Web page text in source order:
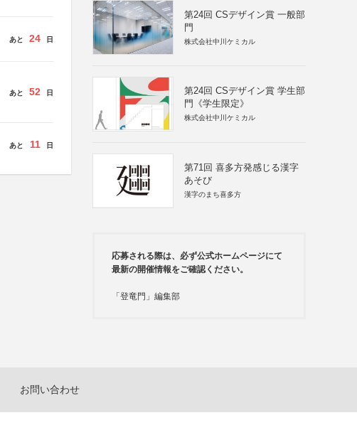
あと 24 日
あと 52 日
あと 11 日
第24回 CSデザイン賞 一般部
門
株式会社中川ケミカル
第24回 CSデザイン賞 学生部
門《学生限定》
株式会社中川ケミカル
第71回 喜多方発感じる漢字
あそび
漢字のまち喜多方
応募される際は、必ず公式ホームページにて
最新の開催情報をご確認ください。
「登竜門」編集部
お問い合わせ